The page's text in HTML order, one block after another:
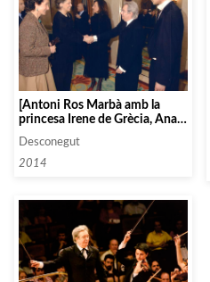
[Antoni Ros Marbà amb la
princesa Irene de Grècia, Ana
a Madrid]
Desconegut
2014